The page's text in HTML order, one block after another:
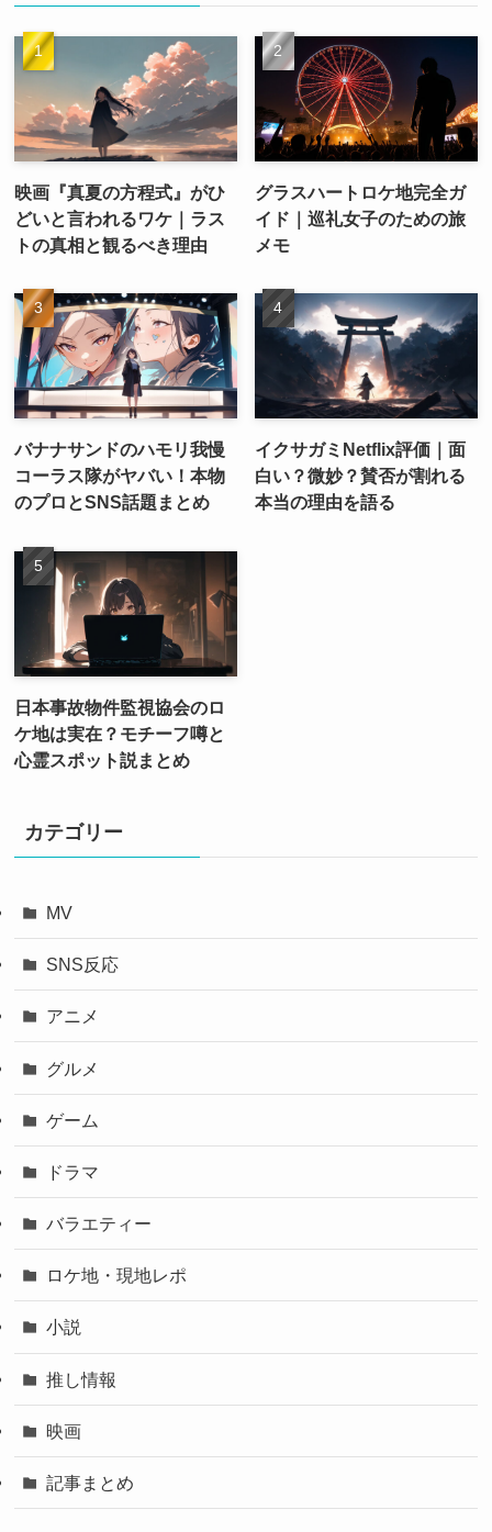
映画『真夏の方程式』がひ
どいと言われるワケ｜ラス
トの真相と観るべき理由
グラスハートロケ地完全ガ
イド｜巡礼女子のための旅
メモ
バナナサンドのハモリ我慢
コーラス隊がヤバい！本物
のプロとSNS話題まとめ
イクサガミNetflix評価｜面
白い？微妙？賛否が割れる
本当の理由を語る
日本事故物件監視協会のロ
ケ地は実在？モチーフ噂と
心霊スポット説まとめ
カテゴリー
MV
SNS反応
アニメ
グルメ
ゲーム
ドラマ
バラエティー
ロケ地・現地レポ
小説
推し情報
映画
記事まとめ